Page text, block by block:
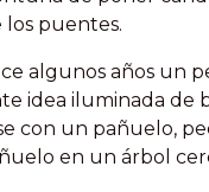
los puentes.
algunos años un
idea iluminada de
con un pañuelo,
en un árbol